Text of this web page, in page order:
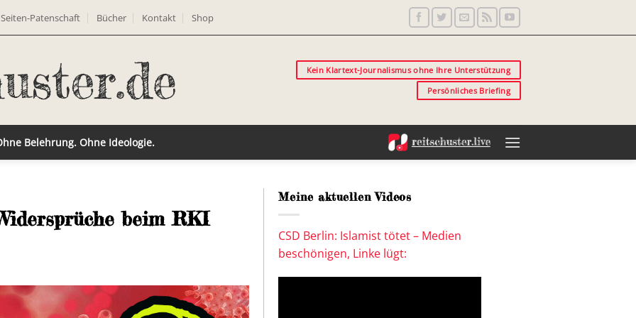
Seiten-Patenschaft Bücher Kontakt Shop
Kein Klartext-Journalismus ohne Ihre Unterstützung
Persönliches Briefing
Belehrung. Ohne Ideologie.
beim RKI
Meine aktuellen Videos
CSD Berlin: Islamist tötet – Medien
beschönigen, Linke lügt: